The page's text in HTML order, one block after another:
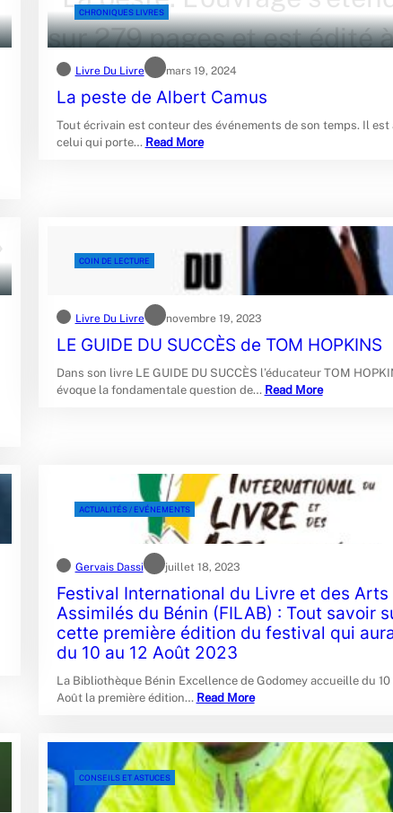
CHRONIQUES LIVRES
Livre Du Livre mars 19, 2024
La peste de Albert Camus
Tout écrivain est conteur des événements de son temps. Il est
celui qui porte… Read More
COIN DE LECTURE
Livre Du Livre novembre 19, 2023
LE GUIDE DU SUCCÈS de TOM HOPKINS
Dans son livre LE GUIDE DU SUCCÈS l’éducateur TOM
évoque la fondamentale question de… Read More
ACTUALITÉS / EVÉNEMENTS
Gervais Dassi juillet 18, 2023
Festival International du Livre et des Arts
Assimilés du Bénin (FILAB) : Tout savoir
cette première édition du festival qui
du 10 au 12 Août 2023
La Bibliothèque Bénin Excellence de Godomey accueille du 10
Août la première édition… Read More
CONSEILS ET ASTUCES